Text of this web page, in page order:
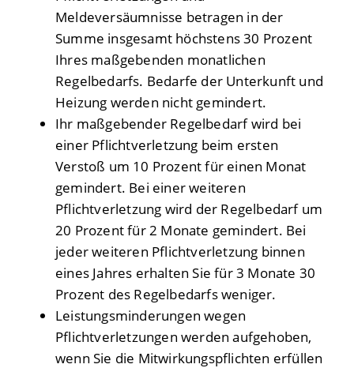
Meldeversäumnisse betragen in der
Summe insgesamt höchstens 30 Prozent
Ihres maßgebenden monatlichen
Regelbedarfs. Bedarfe der Unterkunft und
Heizung werden nicht gemindert.
Ihr maßgebender Regelbedarf wird bei
einer Pflichtverletzung beim ersten
Verstoß um 10 Prozent für einen Monat
gemindert. Bei einer weiteren
Pflichtverletzung wird der Regelbedarf um
20 Prozent für 2 Monate gemindert. Bei
jeder weiteren Pflichtverletzung binnen
eines Jahres erhalten Sie für 3 Monate 30
Prozent des Regelbedarfs weniger.
Leistungsminderungen wegen
Pflichtverletzungen werden aufgehoben,
wenn Sie die Mitwirkungspflichten erfüllen